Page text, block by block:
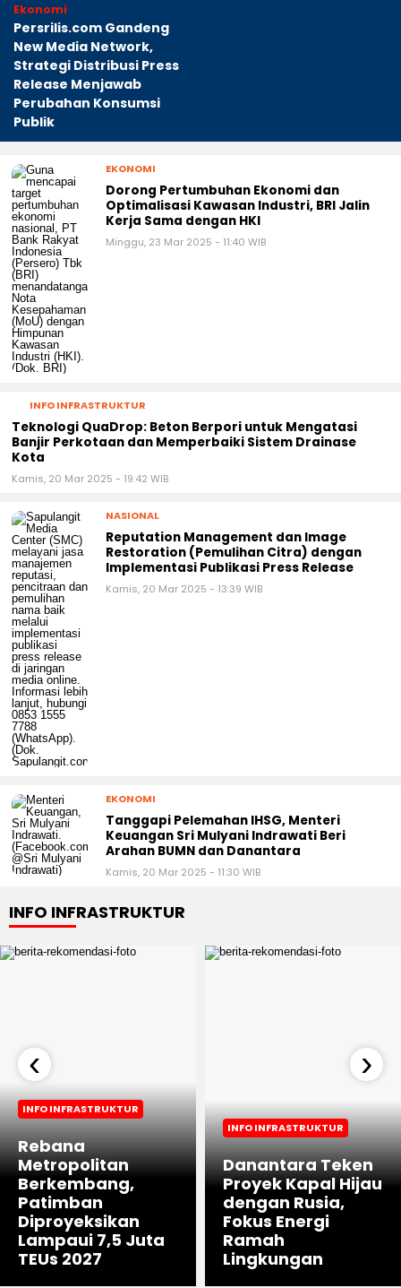
Ekonomi
Persrilis.com Gandeng
New Media Network,
Strategi Distribusi Press
Release Menjawab
Perubahan Konsumsi
Publik
EKONOMI
Dorong Pertumbuhan Ekonomi dan
Optimalisasi Kawasan Industri, BRI Jalin
Kerja Sama dengan HKI
Minggu, 23 Mar 2025 - 11:40 WIB
INFO INFRASTRUKTUR
Teknologi QuaDrop: Beton Berpori untuk Mengatasi
Banjir Perkotaan dan Memperbaiki Sistem Drainase
Kota
Kamis, 20 Mar 2025 - 19:42 WIB
NASIONAL
Reputation Management dan Image
Restoration (Pemulihan Citra) dengan
Implementasi Publikasi Press Release
Kamis, 20 Mar 2025 - 13:39 WIB
EKONOMI
Tanggapi Pelemahan IHSG, Menteri
Keuangan Sri Mulyani Indrawati Beri
Arahan BUMN dan Danantara
Kamis, 20 Mar 2025 - 11:30 WIB
INFO INFRASTRUKTUR
INFO INFRASTRUKTUR
Rebana
Metropolitan
Berkembang,
Patimban
Diproyeksikan
Lampaui 7,5 Juta
TEUs 2027
INFO INFRASTRUKTUR
Danantara Teken
Proyek Kapal Hijau
dengan Rusia,
Fokus Energi
Ramah
Lingkungan
‹ ›